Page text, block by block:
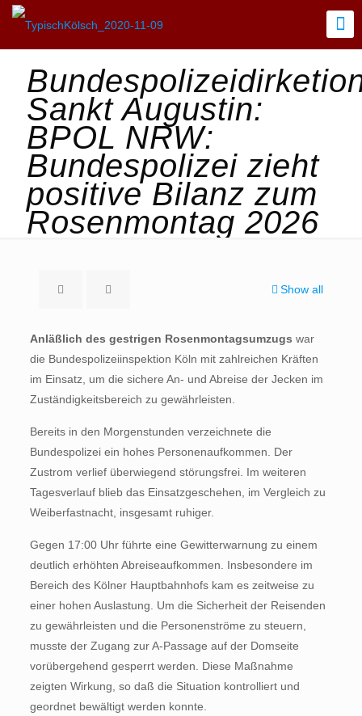
Sankt Augustin:
BPOL NRW:
Bundespolizei zieht
positive Bilanz zum
Rosenmontag 2026
Show all
Anläßlich des gestrigen Rosenmontagsumzugs war
die Bundespolizeiinspektion Köln mit zahlreichen Kräften
im Einsatz, um die sichere An- und Abreise der Jecken im
Zuständigkeitsbereich zu gewährleisten.
Bereits in den Morgenstunden verzeichnete die
Bundespolizei ein hohes Personenaufkommen. Der
Zustrom verlief überwiegend störungsfrei. Im weiteren
Tagesverlauf blieb das Einsatzgeschehen, im Vergleich zu
Weiberfastnacht, insgesamt ruhiger.
Gegen 17:00 Uhr führte eine Gewitterwarnung zu einem
deutlich erhöhten Abreiseaufkommen. Insbesondere im
Bereich des Kölner Hauptbahnhofs kam es zeitweise zu
einer hohen Auslastung. Um die Sicherheit der Reisenden
zu gewährleisten und die Personenströme zu steuern,
musste der Zugang zur A-Passage auf der Domseite
vorübergehend gesperrt werden. Diese Maßnahme
zeigten Wirkung, so daß die Situation kontrolliert und
geordnet bewältigt werden konnte.